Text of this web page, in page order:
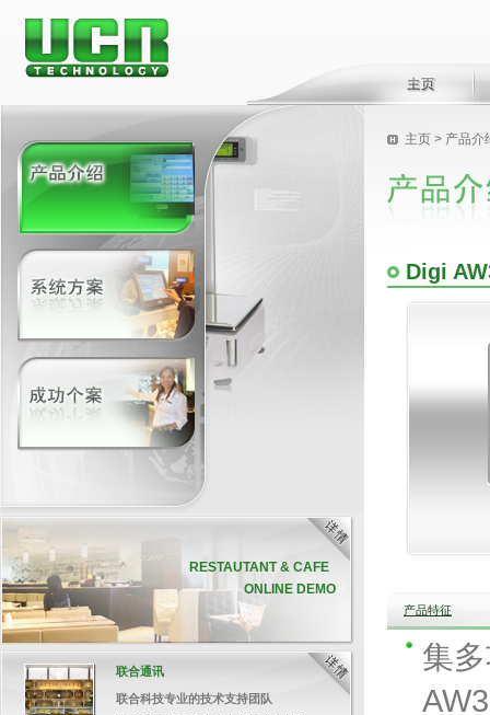
RESTAUTANT & CAFE
ONLINE DEMO
联合通讯
联合科技专业的技术支持团队
主页 > 产品介
Digi
产品特征
集